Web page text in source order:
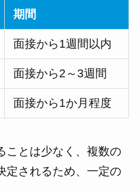
期間
面接から1週間以内
面接から2～3週間
面接から1か月程度
ことは少なく、複数の
定されるため、一定の